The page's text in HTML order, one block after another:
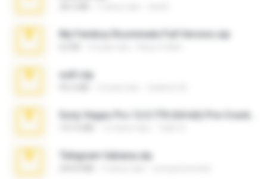
My Femboy Roommate Full Version.zip
ouh!.zip
Telegram fabiana.zip